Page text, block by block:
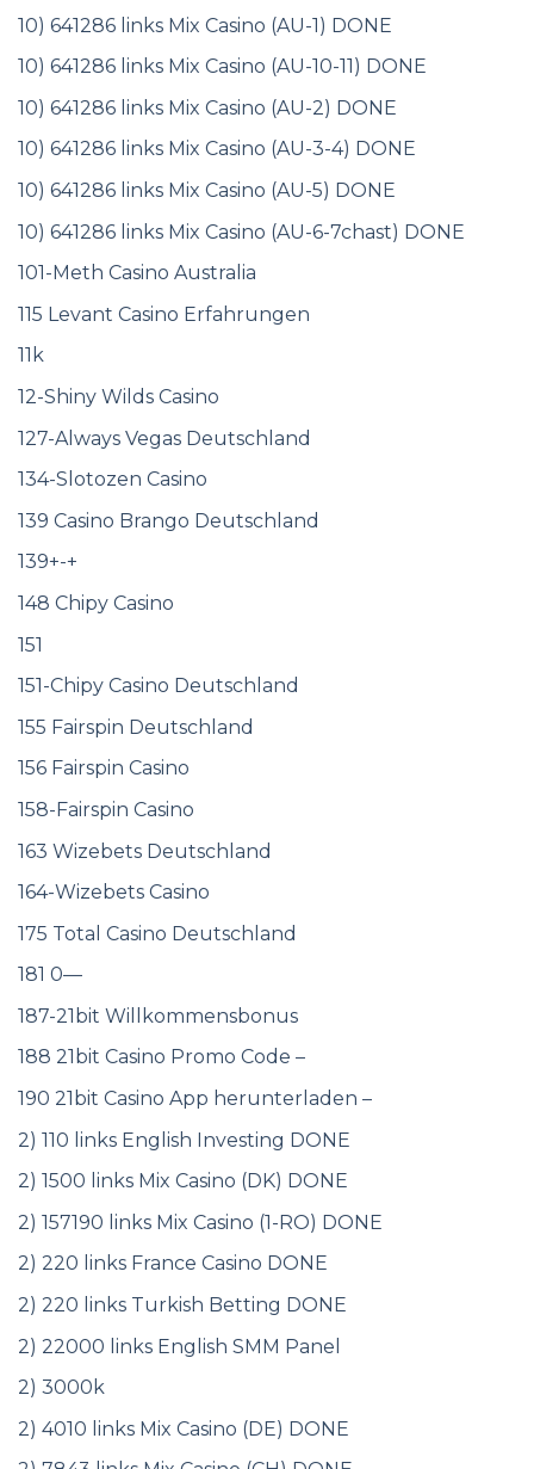
10) 641286 links Mix Casino (AU-1) DONE
10) 641286 links Mix Casino (AU-10-11) DONE
10) 641286 links Mix Casino (AU-2) DONE
10) 641286 links Mix Casino (AU-3-4) DONE
10) 641286 links Mix Casino (AU-5) DONE
10) 641286 links Mix Casino (AU-6-7chast) DONE
101-Meth Casino Australia
115 Levant Casino Erfahrungen
11k
12-Shiny Wilds Casino
127-Always Vegas Deutschland
134-Slotozen Casino
139 Casino Brango Deutschland
139+-+
148 Chipy Casino
151
151-Chipy Casino Deutschland
155 Fairspin Deutschland
156 Fairspin Casino
158-Fairspin Casino
163 Wizebets Deutschland
164-Wizebets Casino
175 Total Casino Deutschland
181 0—
187-21bit Willkommensbonus
188 21bit Casino Promo Code –
190 21bit Casino App herunterladen –
2) 110 links English Investing DONE
2) 1500 links Mix Casino (DK) DONE
2) 157190 links Mix Casino (1-RO) DONE
2) 220 links France Casino DONE
2) 220 links Turkish Betting DONE
2) 22000 links English SMM Panel
2) 3000k
2) 4010 links Mix Casino (DE) DONE